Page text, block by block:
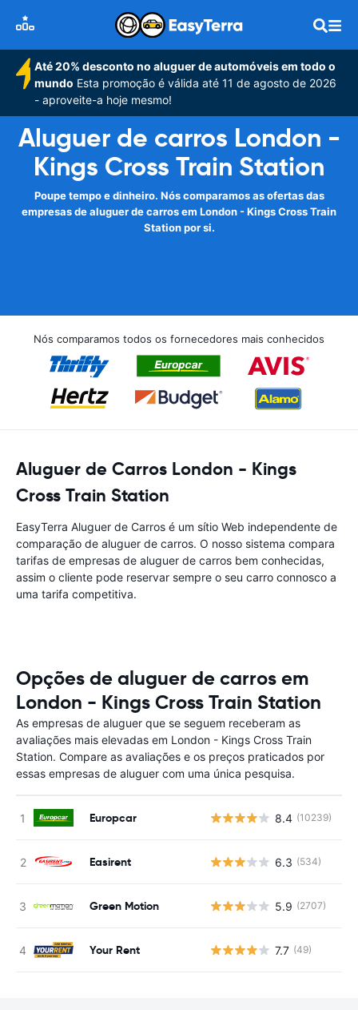
Até 20% desconto no aluguer de automóveis em todo o
mundo Esta promoção é válida até 11 de agosto de 2026
- aproveite-a hoje mesmo!
Aluguer de carros London -
Kings Cross Train Station
Poupe tempo e dinheiro. Nós comparamos as ofertas das
empresas de aluguer de carros em London - Kings Cross Train
Station por si.
Nós comparamos todos os fornecedores mais conhecidos
Aluguer de Carros London - Kings
Cross Train Station
EasyTerra Aluguer de Carros é um sítio Web independente de
comparação de aluguer de carros. O nosso sistema compara
tarifas de empresas de aluguer de carros bem conhecidas,
assim o cliente pode reservar sempre o seu carro connosco a
uma tarifa competitiva.
Opções de aluguer de carros em
London - Kings Cross Train Station
As empresas de aluguer que se seguem receberam as
avaliações mais elevadas em London - Kings Cross Train
Station. Compare as avaliações e os preços praticados por
essas empresas de aluguer com uma única pesquisa.
Europcar 8.4 (10239)
Easirent 6.3 (534)
Green Motion 5.9 (2707)
Your Rent 7.7 (49)